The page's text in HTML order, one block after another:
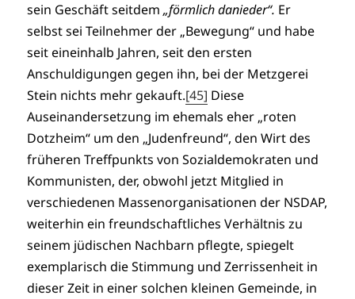
sein Geschäft seitdem„förmlich danieder“. Er
selbst sei Teilnehmer der „Bewegung“ und habe
seit eineinhalb Jahren, seit den ersten
Anschuldigungen gegen ihn, bei der Metzgerei
Stein nichts mehr gekauft.[45] Diese
Auseinandersetzung im ehemals eher „roten
Dotzheim“ um den „Judenfreund“, den Wirt des
früheren Treffpunkts von Sozialdemokraten und
Kommunisten, der, obwohl jetzt Mitglied in
verschiedenen Massenorganisationen der NSDAP,
weiterhin ein freundschaftliches Verhältnis zu
seinem jüdischen Nachbarn pflegte, spiegelt
exemplarisch die Stimmung und Zerrissenheit in
dieser Zeit in einer solchen kleinen Gemeinde, in